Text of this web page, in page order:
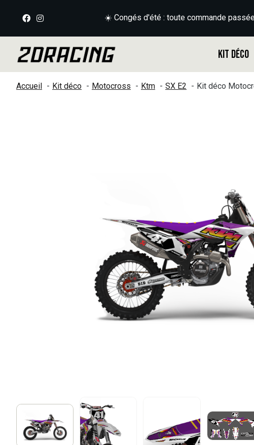
☀️ Congés d'été : toute commande
Kit déco
Accueil Kit déco Motocross Ktm SX E2 Kit déco